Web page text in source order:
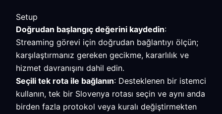
Setup
Doğrudan başlangıç değerini kaydedin:
Streaming görevi için doğrudan bağlantıyı ölçün;
karşılaştırmanız gereken gecikme, kararlılık ve
hizmet davranışını dahil edin.
Seçili tek rota ile bağlanın: Desteklenen bir istemci
kullanın, tek bir Slovenya rotası seçin ve aynı anda
birden fazla protokol veya kuralı değiştirmekten